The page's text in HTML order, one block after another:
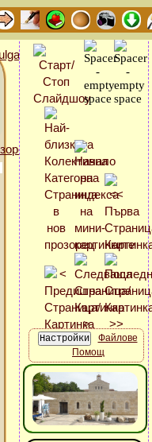
Файлове
Помощ